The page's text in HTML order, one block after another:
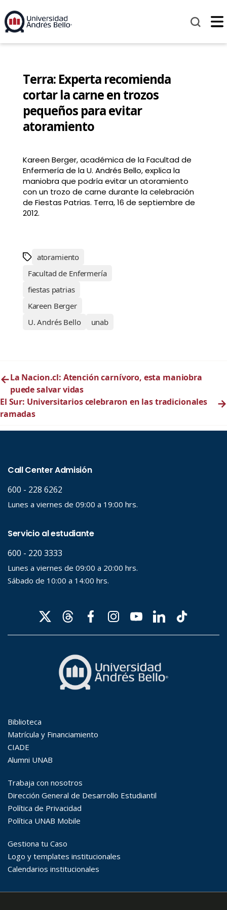
Terra: Experta recomienda
cortar la carne en trozos
pequeños para evitar
atoramiento
Kareen Berger, académica de la Facultad de
Enfermería de la U. Andrés Bello, explica la
maniobra que podría evitar un atoramiento
con un trozo de carne durante la celebración
de Fiestas Patrias. Terra, 16 de septiembre de
2012.
atoramiento
Facultad de Enfermería
fiestas patrias
Kareen Berger
U. Andrés Bello
unab
←La Nacion.cl: Atención carnívoro, esta maniobra
puede salvar vidas
El Sur: Universitarios celebraron en las tradicionales
ramadas
→